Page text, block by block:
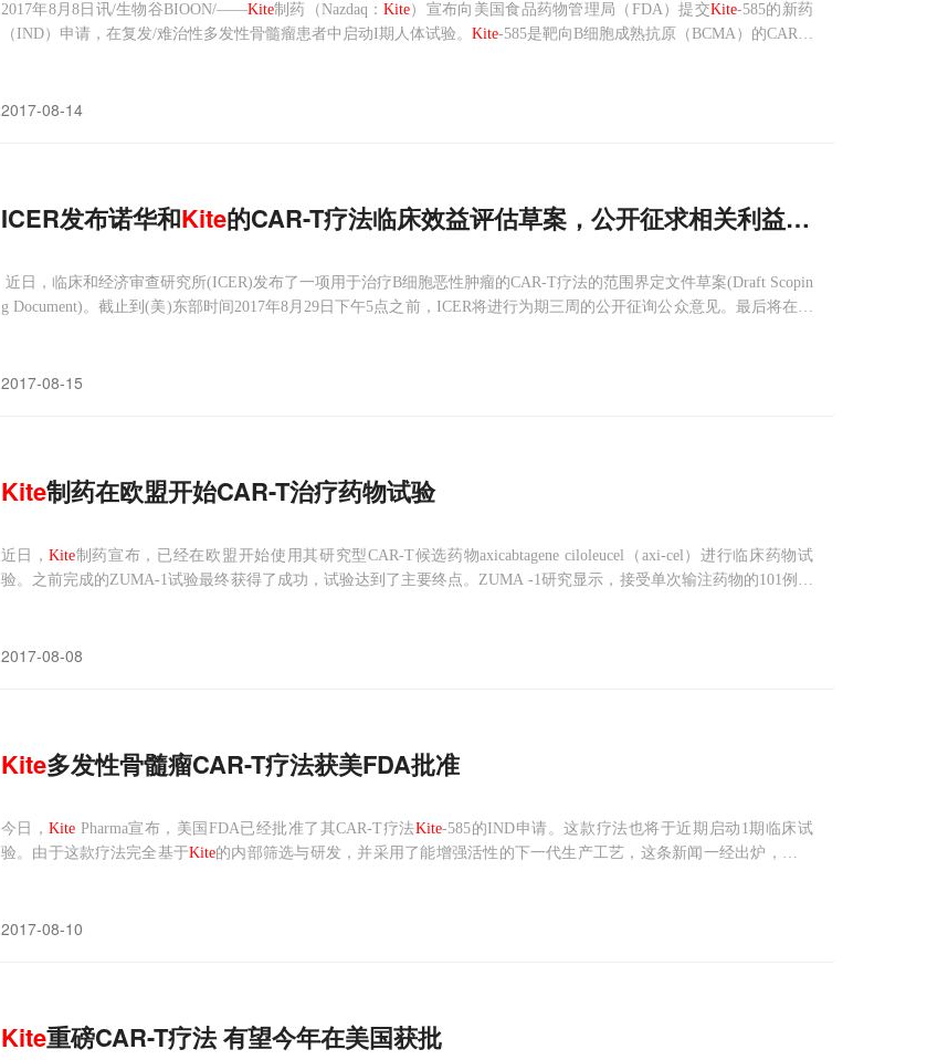
2017年8月8日讯/生物谷BIOON/——Kite制药（Nazdaq： Kite）宣布向美国食品药物管理局（FDA）提交Kite-585的新药
（IND）申请，在复发/难治性多发性骨髓瘤患者中启动I期人体试验。 Kite-585是靶向B细胞成熟抗原（BCMA）的CAR-T
2017-08-14
ICER发布诺华和Kite的CAR-T疗法临床效益评估草案，公开征求相关利益者意见
近日，临床和经济审查研究所(ICER)发布了一项用于治疗B细胞恶性肿瘤的CAR-T疗法的范围界定文件草案(Draft Scopin
g Document)。截止到(美)东部时间2017年8月29日下午5点之前，ICER将进行为期三周的公开征询公众意见。最后将在20
2017-08-15
Kite制药在欧盟开始CAR-T治疗药物试验
近日， Kite制药宣布，已经在欧盟开始使用其研究型CAR-T候选药物axicabtagene ciloleucel（axi-cel）进行临床药物试
验。之前完成的ZUMA-1试验最终获得了成功，试验达到了主要终点。ZUMA -1研究显示，接受单次输注药物的101例患
2017-08-08
Kite多发性骨髓瘤CAR-T疗法获美FDA批准
今日， Kite Pharma宣布，美国FDA已经批准了其CAR-T疗法Kite-585的IND申请。这款疗法也将于近期启动1期临床试
验。由于这款疗法完全基于Kite的内部筛选与研发，并采用了能增强活性的下一代生产工艺，这条新闻一经出炉，就得
2017-08-10
Kite重磅CAR-T疗法 有望今年在美国获批